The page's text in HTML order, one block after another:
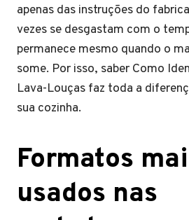
apenas das instruções do
vezes se desgastam com o
permanece mesmo quando o
some. Por isso, saber Como
Lava-Louças faz toda a
sua cozinha.
Formatos
usados nas